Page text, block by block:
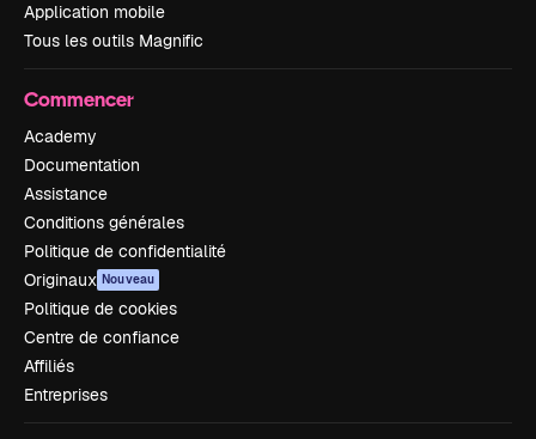
Application mobile
Tous les outils Magnific
Commencer
Academy
Documentation
Assistance
Conditions générales
Politique de confidentialité
Originaux Nouveau
Politique de cookies
Centre de confiance
Affiliés
Entreprises